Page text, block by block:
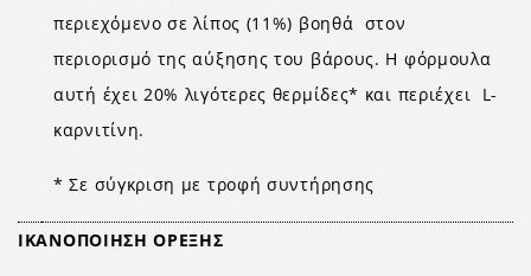
περιεχόμενο σε λίπος (11%) βοηθά στον
περιορισμό της αύξησης του βάρους. Η φόρμουλα
αυτή έχει 20% λιγότερες θερμίδες* και περιέχει L-
καρνιτίνη.
* Σε σύγκριση με τροφή συντήρησης
ΙΚΑΝΟΠΟΙΗΣΗ ΟΡΕΞΗΣ